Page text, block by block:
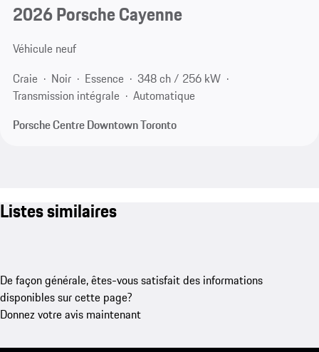
2026 Porsche Cayenne
Véhicule neuf
Craie
Noir Essence
348 ch / 256 kW
Transmission intégrale
Automatique
Porsche Centre Downtown Toronto
Listes similaires
De façon générale, êtes-vous satisfait des informations
disponibles sur cette page?
Donnez votre avis maintenant